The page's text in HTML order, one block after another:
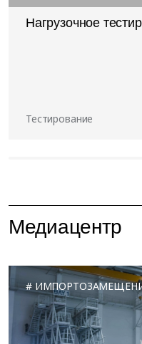
Нагрузочное
Тестирование
Медиацентр